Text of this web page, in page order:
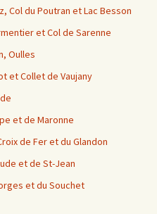
Col du Poutran et Lac Besson
et Col de Sarenne
Oulles
et Collet de Vaujany
et de Maronne
de Fer et du Glandon
et de St-Jean
et du Souchet